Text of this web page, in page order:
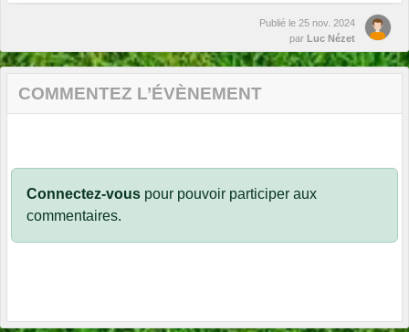
Publié le 25 nov. 2024
par Luc Nézet
COMMENTEZ L’ÉVÈNEMENT
Connectez-vous pour pouvoir participer aux
commentaires.